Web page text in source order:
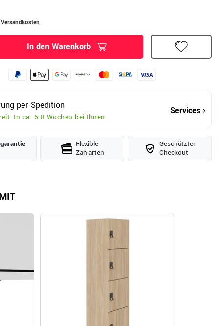
In den Warenkorb
per Spedition
In ca. 6-8 Wochen bei Ihnen
Services
Flexible
Zahlarten
Geschützter
Checkout